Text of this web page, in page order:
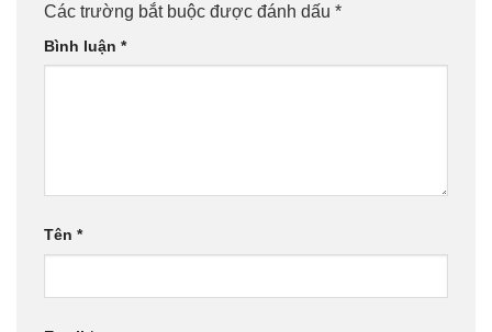
Các trường bắt buộc được đánh dấu *
Bình luận *
Tên *